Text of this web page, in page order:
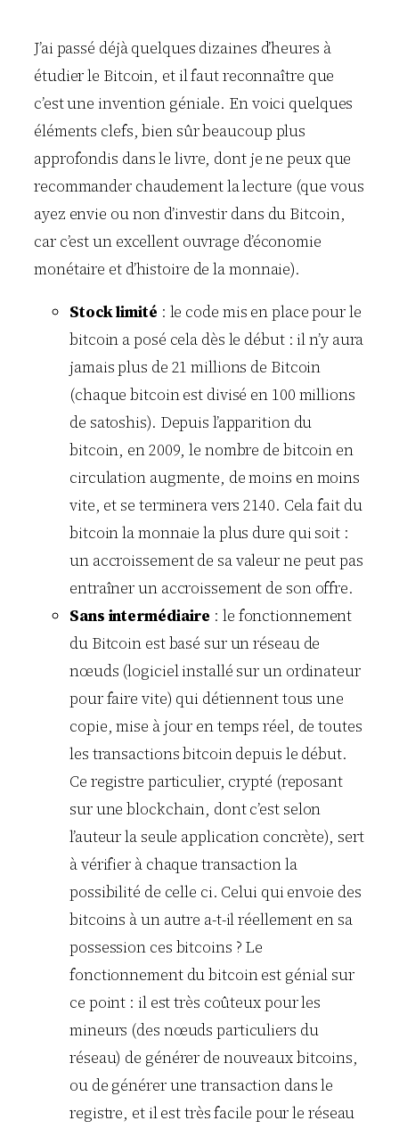
J’ai passé déjà quelques dizaines d’heures à
étudier le Bitcoin, et il faut reconnaître que
c’est une invention géniale. En voici quelques
éléments clefs, bien sûr beaucoup plus
approfondis dans le livre, dont je ne peux que
recommander chaudement la lecture (que vous
ayez envie ou non d’investir dans du Bitcoin,
car c’est un excellent ouvrage d’économie
monétaire et d’histoire de la monnaie).
Stock limité : le code mis en place pour le
bitcoin a posé cela dès le début : il n’y aura
jamais plus de 21 millions de Bitcoin
(chaque bitcoin est divisé en 100 millions
de satoshis). Depuis l’apparition du
bitcoin, en 2009, le nombre de bitcoin en
circulation augmente, de moins en moins
vite, et se terminera vers 2140. Cela fait du
bitcoin la monnaie la plus dure qui soit :
un accroissement de sa valeur ne peut pas
entraîner un accroissement de son offre.
Sans intermédiaire : le fonctionnement
du Bitcoin est basé sur un réseau de
nœuds (logiciel installé sur un ordinateur
pour faire vite) qui détiennent tous une
copie, mise à jour en temps réel, de toutes
les transactions bitcoin depuis le début.
Ce registre particulier, crypté (reposant
sur une blockchain, dont c’est selon
l’auteur la seule application concrète), sert
à vérifier à chaque transaction la
possibilité de celle ci. Celui qui envoie des
bitcoins à un autre a-t-il réellement en sa
possession ces bitcoins ? Le
fonctionnement du bitcoin est génial sur
ce point : il est très coûteux pour les
mineurs (des nœuds particuliers du
réseau) de générer de nouveaux bitcoins,
ou de générer une transaction dans le
registre, et il est très facile pour le réseau